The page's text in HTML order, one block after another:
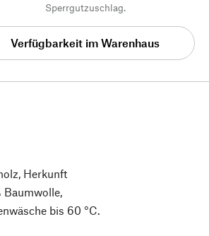
Sperrgutzuschlag.
Verfügbarkeit im Warenhaus
Herkunft
Baumwolle,
bis 60 °C.